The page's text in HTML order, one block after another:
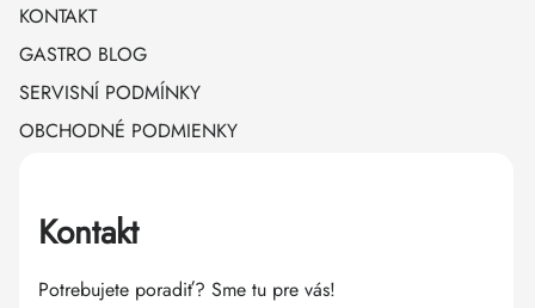
KONTAKT
GASTRO BLOG
SERVISNÍ PODMÍNKY
OBCHODNÉ PODMIENKY
Kontakt
Potrebujete poradiť? Sme tu pre vás!